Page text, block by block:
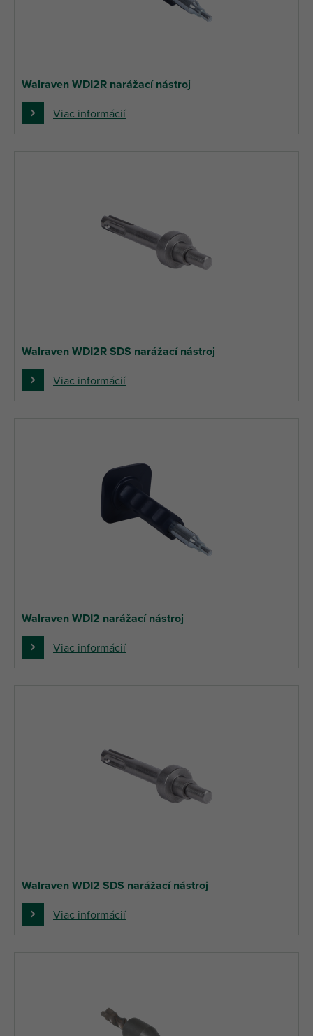
Walraven WDI2R narážací nástroj
Viac informácií
Walraven WDI2R SDS narážací nástroj
Viac informácií
Walraven WDI2 narážací nástroj
Viac informácií
Walraven WDI2 SDS narážací nástroj
Viac informácií